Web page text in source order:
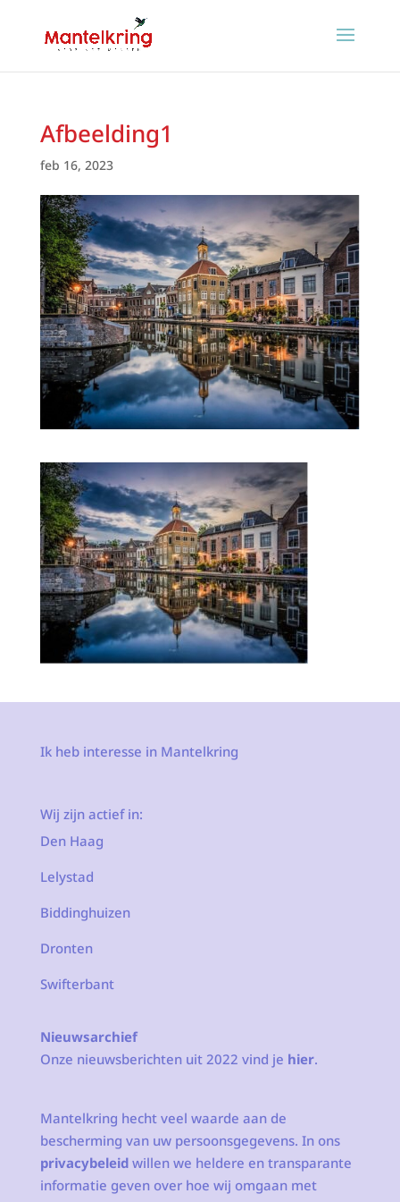
Afbeelding1
feb 16, 2023
Ik heb interesse in Mantelkring
Wij zijn actief in:
Den Haag
Lelystad
Biddinghuizen
Dronten
Swifterbant
Nieuwsarchief
Onze nieuwsberichten uit 2022 vind je hier.
Mantelkring hecht veel waarde aan de
bescherming van uw persoonsgegevens. In ons
privacybeleidwillen we heldere en transparante
informatie geven over hoe wij omgaan met